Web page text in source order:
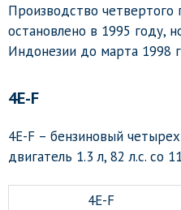
Производство
остановлено в 1995 году,
Индонезии до марта 1998
4E-F
4E-F – бензиновый
двигатель 1.3 л, 82 л.с. со
4E-F